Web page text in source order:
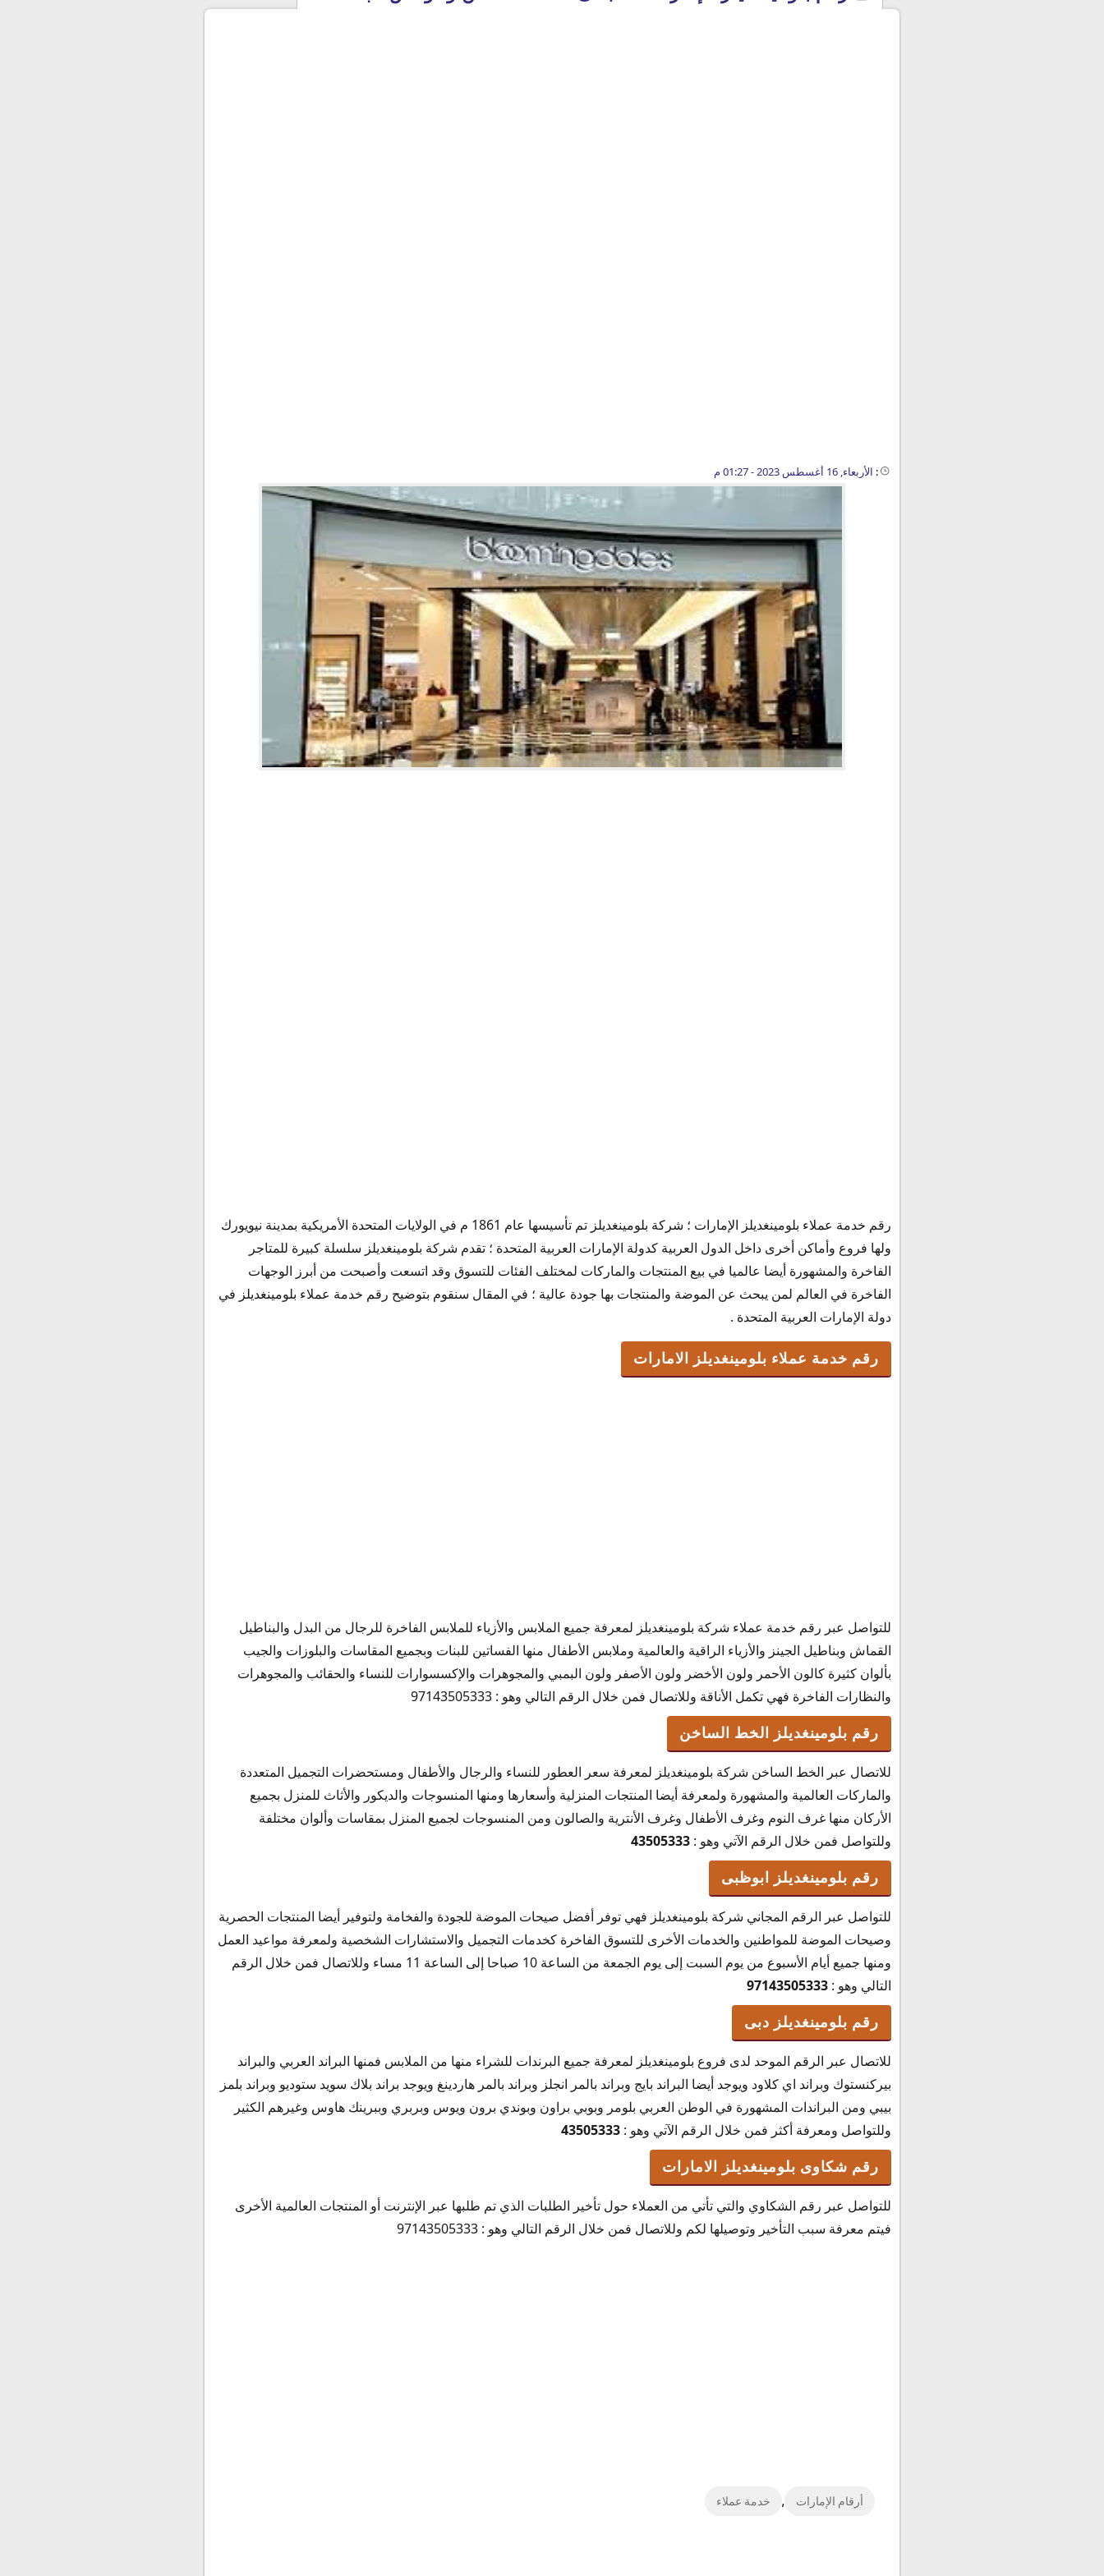
: الأربعاء, 16 أغسطس 2023 - 01:27 م
رقم خدمة عملاء بلومينغديلز الامارات
رقم بلومينغديلز الخط الساخن
رقم بلومينغديلز ابوظبى
رقم بلومينغديلز دبى
رقم شكاوى بلومينغديلز الامارات
رقم خدمة عملاء بلومينغديلز الإمارات ؛ شركة بلومينغديلز تم تأسيسها عام 1861 م في الولايات المتحدة الأمريكية بمدينة نيويورك
ولها فروع وأماكن أخرى داخل الدول العربية كدولة الإمارات العربية المتحدة ؛ تقدم شركة بلومينغديلز سلسلة كبيرة للمتاجر
الفاخرة والمشهورة أيضا عالميا في بيع المنتجات والماركات لمختلف الفئات للتسوق وقد اتسعت وأصبحت من أبرز الوجهات
الفاخرة في العالم لمن يبحث عن الموضة والمنتجات بها جودة عالية ؛ في المقال سنقوم بتوضيح رقم خدمة عملاء بلومينغديلز في
دولة الإمارات العربية المتحدة .
رقم خدمة عملاء بلومينغديلز الامارات
للتواصل عبر رقم خدمة عملاء شركة بلومينغديلز لمعرفة جميع الملابس والأزياء للملابس الفاخرة للرجال من البدل والبناطيل
القماش وبناطيل الجينز والأزياء الراقية والعالمية وملابس الأطفال منها الفساتين للبنات وبجميع المقاسات والبلوزات والجيب
بألوان كثيرة كالون الأحمر ولون الأخضر ولون الأصفر ولون البمبي والمجوهرات والإكسسوارات للنساء والحقائب والمجوهرات
والنظارات الفاخرة فهي تكمل الأناقة وللاتصال فمن خلال الرقم التالي وهو : 97143505333
رقم بلومينغديلز الخط الساخن
للاتصال عبر الخط الساخن شركة بلومينغديلز لمعرفة سعر العطور للنساء والرجال والأطفال ومستحضرات التجميل المتعددة
والماركات العالمية والمشهورة ولمعرفة أيضا المنتجات المنزلية وأسعارها ومنها المنسوجات والديكور والأثاث للمنزل بجميع
الأركان منها غرف النوم وغرف الأطفال وغرف الأنترية والصالون ومن المنسوجات لجميع المنزل بمقاسات وألوان مختلفة
وللتواصل فمن خلال الرقم الآتي وهو : 43505333
رقم بلومينغديلز ابوظبى
للتواصل عبر الرقم المجاني شركة بلومينغديلز فهي توفر أفضل صيحات الموضة للجودة والفخامة ولتوفير أيضا المنتجات الحصرية
وصيحات الموضة للمواطنين والخدمات الأخرى للتسوق الفاخرة كخدمات التجميل والاستشارات الشخصية ولمعرفة مواعيد العمل
ومنها جميع أيام الأسبوع من يوم السبت إلى يوم الجمعة من الساعة 10 صباحا إلى الساعة 11 مساء وللاتصال فمن خلال الرقم
التالي وهو : 97143505333
رقم بلومينغديلز دبى
للاتصال عبر الرقم الموحد لدى فروع بلومينغديلز لمعرفة جميع البرندات للشراء منها من الملابس فمنها البراند العربي والبراند
بيركنستوك وبراند اي كلاود ويوجد أيضا البراند بايج وبراند بالمر انجلز وبراند بالمر هاردينغ ويوجد براند بلاك سويد ستوديو وبراند بلمز
بيبي ومن البراندات المشهورة في الوطن العربي بلومر وبوبي براون وبوندي برون ويوس وبربري وببرينك هاوس وغيرهم الكثير
وللتواصل ومعرفة أكثر فمن خلال الرقم الآتي وهو : 43505333
رقم شكاوى بلومينغديلز الامارات
للتواصل عبر رقم الشكاوي والتي تأتي من العملاء حول تأخير الطلبات الذي تم طلبها عبر الإنترنت أو المنتجات العالمية الأخرى
فيتم معرفة سبب التأخير وتوصيلها لكم وللاتصال فمن خلال الرقم التالي وهو : 97143505333
أرقام الإمارات , خدمة عملاء